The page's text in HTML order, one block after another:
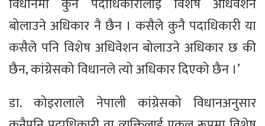
विधानमा कुनै पदाधिकारीलाई विशेष अधिवेशन
बोलाउने अधिकार नै छैन । कसैले कुनै पदाधिकारी या
कसैले पनि विशेष अधिवेशन बोलाउने अधिकार छ की
छैन, कांग्रेसको विधानले त्यो अधिकार दिएको छैन ।’
डा. कोइरालाले नेपाली कांग्रेसको विधानअनुसार